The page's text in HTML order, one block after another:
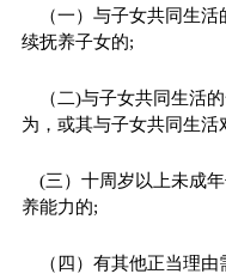
（一）与子女共同生
续抚养子女的;
（二)与子女共同生活
为，或其与子女共同生
(三）十周岁以上未成
养能力的;
（四）有其他正当理由